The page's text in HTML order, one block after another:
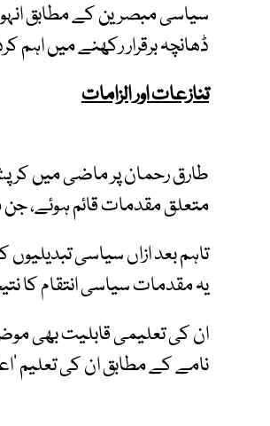
سیاسی مبصرین کے مطابق
ڈھانچہ برقرار رکھنے میں اہم
تنازعات اور الزامات
متعلق مقدمات قائم ہوئے، جن
تاہم بعد ازاں سیاسی
یہ مقدمات سیاسی انتقام کا
ان کی تعلیمی قابلیت بھی
نامے کے مطابق ان کی تعلیم